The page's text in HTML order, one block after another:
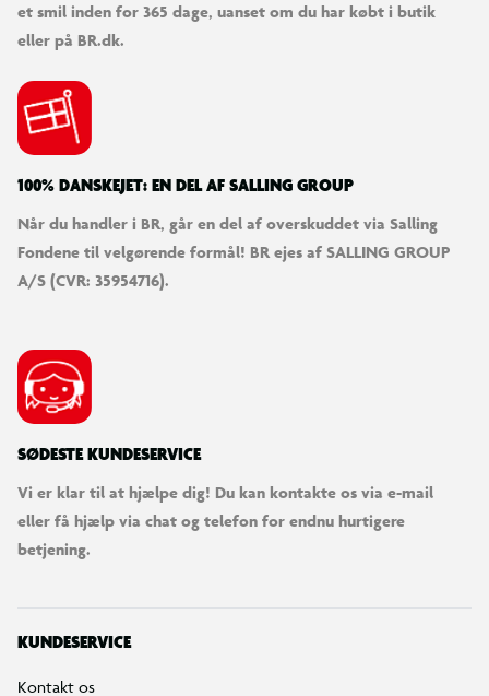
et smil inden for 365 dage, uanset om du har købt i butik
eller på BR.dk.
100% DANSKEJET: EN DEL AF SALLING GROUP
Når du handler i BR, går en del af overskuddet via Salling
Fondene til velgørende formål! BR ejes af SALLING GROUP
A/S (CVR: 35954716).
SØDESTE KUNDESERVICE
Vi er klar til at hjælpe dig! Du kan kontakte os via e-mail
eller få hjælp via chat og telefon for endnu hurtigere
betjening.
KUNDESERVICE
Kontakt os